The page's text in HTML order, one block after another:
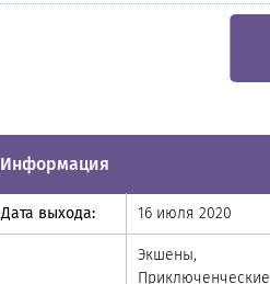
Информация
Дата выхода: 16 июля 2020
Экшены,
Приключенческие